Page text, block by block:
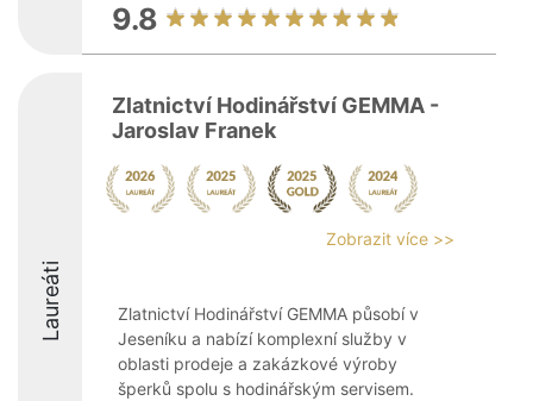
9.8
Laureáti
Zlatnictví Hodinářství GEMMA -
Jaroslav Franek
Zobrazit více >>
Zlatnictví Hodinářství GEMMA působí v
Jeseníku a nabízí komplexní služby v
oblasti prodeje a zakázkové výroby
šperků spolu s hodinářským servisem.